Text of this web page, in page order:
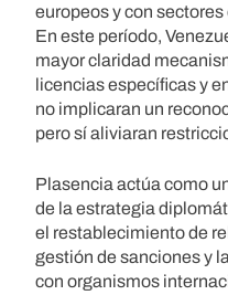
europeos y con
En este período,
mayor claridad
licencias específicas y
no implicaran un
pero sí aliviaran
Plasencia actúa como
de la estrategia
el restablecimiento de
gestión de sanciones y
con organismos